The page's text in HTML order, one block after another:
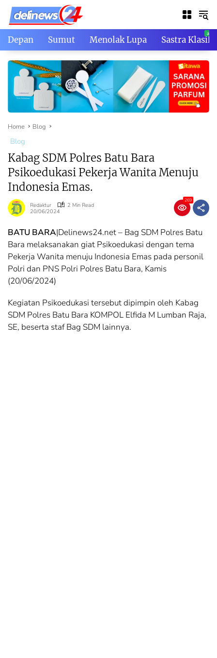
Skip
content
Depan Sumut Menolak Lupa Sastra Klasik
Home Blog
Blog
Kabag SDM Polres Batu Bara
Psikoedukasi Pekerja Wanita Menuju
Indonesia Emas.
Redaktur
2 Min Read
20/06/2024
269
BATU BARA|Delinews24.net – Bag SDM Polres Batu
Bara melaksanakan giat Psikoedukasi dengan tema
Pekerja Wanita menuju Indonesia Emas pada personil
Polri dan PNS Polri Polres Batu Bara, Kamis
(20/06/2024)
Kegiatan Psikoedukasi tersebut dipimpin oleh Kabag
SDM Polres Batu Bara KOMPOL Elfida M Lumban Raja,
SE, beserta staf Bag SDM lainnya.